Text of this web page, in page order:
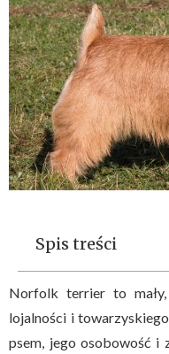
Spis treści
Norfolk terrier to
lojalności i
psem, jego osobowość i